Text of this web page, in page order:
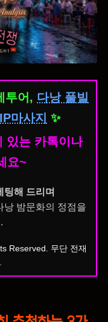
투어, 다낭 풀빌
마사지 ✨
있는 카톡이나
요~
팅해 드리며
낭 밤문화의 정점을
Reserved. 무단 전재